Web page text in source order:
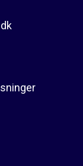
af propel
75 59 43
43 22